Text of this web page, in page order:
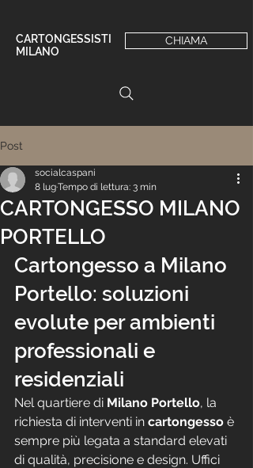
CARTONGESSISTI
MILANO
CHIAMA
Post
CARTONGESSO MILANO
PORTELLO
socialcaspani
8 lugTempo di lettura: 3 min
Cartongesso a Milano
Portello: soluzioni
evolute per ambienti
professionali e
residenziali
Nel quartiere di Milano Portello, la
richiesta di interventi in cartongesso è
sempre più legata a standard elevati
di qualità, precisione e design. Uffici